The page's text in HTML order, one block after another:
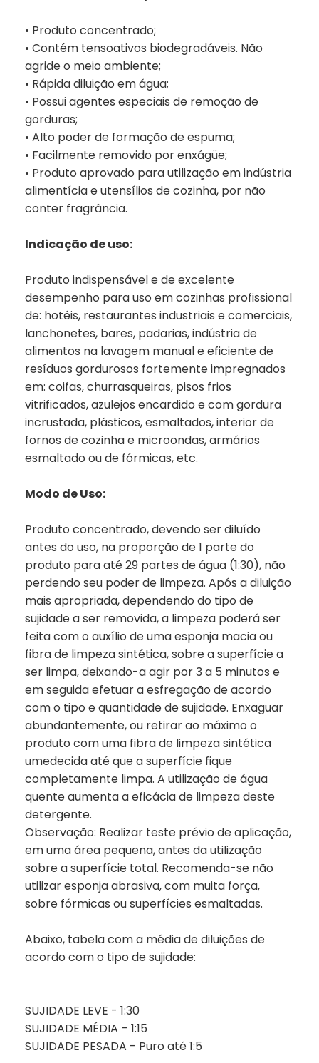
• Produto concentrado;
• Contém tensoativos biodegradáveis. Não
agride o meio ambiente;
• Rápida diluição em água;
• Possui agentes especiais de remoção de
gorduras;
• Alto poder de formação de espuma;
• Facilmente removido por enxágüe;
• Produto aprovado para utilização em indústria
alimentícia e utensílios de cozinha, por não
conter fragrância.
Indicação de uso:
Produto indispensável e de excelente
desempenho para uso em cozinhas profissional
de: hotéis, restaurantes industriais e comerciais,
lanchonetes, bares, padarias, indústria de
alimentos na lavagem manual e eficiente de
resíduos gordurosos fortemente impregnados
em: coifas, churrasqueiras, pisos frios
vitrificados, azulejos encardido e com gordura
incrustada, plásticos, esmaltados, interior de
fornos de cozinha e microondas, armários
esmaltado ou de fórmicas, etc.
Modo de Uso:
Produto concentrado, devendo ser diluído
antes do uso, na proporção de 1 parte do
produto para até 29 partes de água (1:30), não
perdendo seu poder de limpeza. Após a diluição
mais apropriada, dependendo do tipo de
sujidade a ser removida, a limpeza poderá ser
feita com o auxílio de uma esponja macia ou
fibra de limpeza sintética, sobre a superfície a
ser limpa, deixando-a agir por 3 a 5 minutos e
em seguida efetuar a esfregação de acordo
com o tipo e quantidade de sujidade. Enxaguar
abundantemente, ou retirar ao máximo o
produto com uma fibra de limpeza sintética
umedecida até que a superfície fique
completamente limpa. A utilização de água
quente aumenta a eficácia de limpeza deste
detergente.
Observação: Realizar teste prévio de aplicação,
em uma área pequena, antes da utilização
sobre a superfície total. Recomenda-se não
utilizar esponja abrasiva, com muita força,
sobre fórmicas ou superfícies esmaltadas.
Abaixo, tabela com a média de diluições de
acordo com o tipo de sujidade:
SUJIDADE LEVE - 1:30
SUJIDADE MÉDIA – 1:15
SUJIDADE PESADA - Puro até 1:5